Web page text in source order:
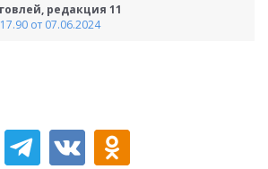
редакция 11
от 07.06.2024